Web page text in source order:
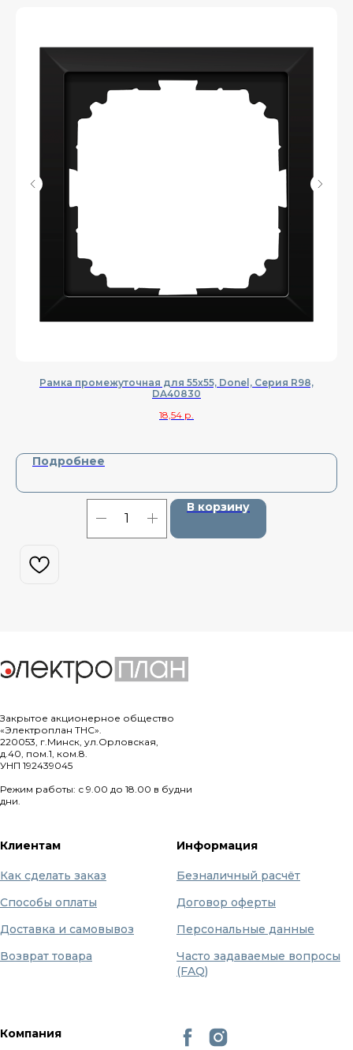
Рамка промежуточная для 55х55, Donel, Cерия R98,
DA40830
18,54 р.
Подробнее
В корзину
Закрытое акционерное общество
«Электроплан ТНС».
220053, г.Минск, ул.Орловская,
д.40, пом.1, ком.8.
УНП 192439045
Режим работы: с 9.00 до 18.00 в будни
дни.
Клиентам
Как сделать заказ
Способы оплаты
Доставка и самовывоз
Возврат товара
Информация
Безналичный расчёт
Договор оферты
Персональные данные
Часто задаваемые вопросы
(FAQ)
Компания